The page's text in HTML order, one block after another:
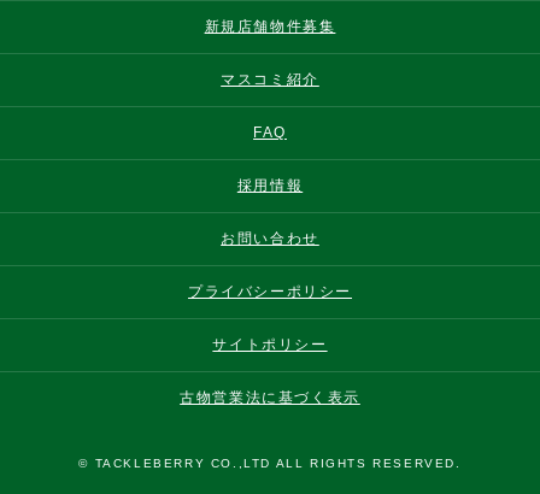
新規店舗物件募集
マスコミ紹介
FAQ
採用情報
お問い合わせ
プライバシーポリシー
サイトポリシー
古物営業法に基づく表示
© TACKLEBERRY CO.,LTD ALL RIGHTS RESERVED.